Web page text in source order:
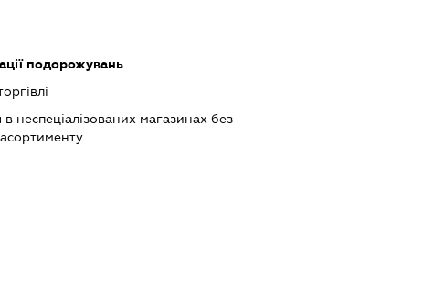
подорожувань
в неспеціалізованих магазинах без